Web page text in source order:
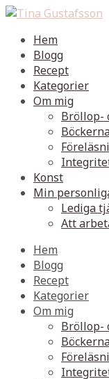
Hem
Blogg
Recept
Kategorier
Om mig
Bröllop-
Konst
Min
Lediga
Att
Hem
Blogg
Recept
Kategorier
Om mig
Bröllop-